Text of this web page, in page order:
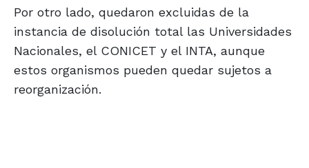
Por otro lado, quedaron excluidas de la
instancia de disolución total las Universidades
Nacionales, el CONICET y el INTA, aunque
estos organismos pueden quedar sujetos a
reorganización.